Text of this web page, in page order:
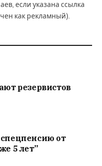
если указана ссылка
как рекламный).
резервистов
от
5 лет”